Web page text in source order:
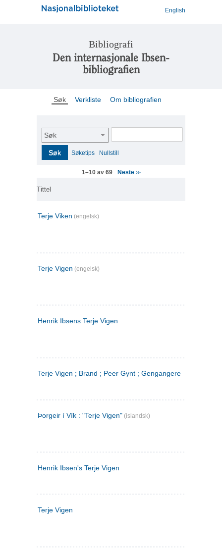
English
Bibliografi
Den internasjonale Ibsen-
bibliografien
Søk Verkliste Om bibliografien
Søk
Søk Søketips Nullstill
1–10 av 69 Neste>>
Tittel
Terje Viken (engelsk)
Terje Vigen (engelsk)
Henrik Ibsens Terje Vigen
Terje Vigen ; Brand ; Peer Gynt ; Gengangere
Þorgeir í Vík : "Terje Vigen" (islandsk)
Henrik Ibsen's Terje Vigen
Terje Vigen